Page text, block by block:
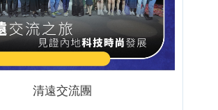
清遠交流團